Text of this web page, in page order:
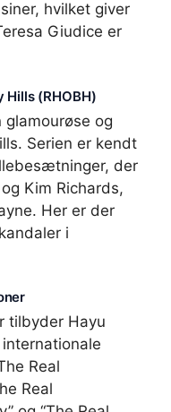
hvilket giver
Giudice er
Hills (RHOBH)
glamourøse og
Serien er kendt
der
Kim Richards,
Her er der
i
tilbyder Hayu
Real
Real